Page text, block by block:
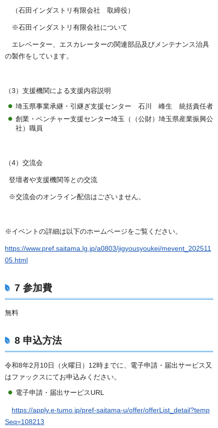
（石田インダストリ有限会社 取締役）
※石田インダストリ有限会社について
エレベーター、エスカレーターの関連部品及びメンテナンス治具
の製作をしています。
（3）支援機関による支援内容説明
埼玉県事業承継・引継ぎ支援センター 石川 峰生 統括責任者
創業・ベンチャー支援センター埼玉（（公財）埼玉県産業振興公
社）職員
（4）交流会
登壇者や支援機関等との交流
※交流会のオンライン配信はございません。
※イベントの詳細は以下のホームページをご覧ください。
https://www.pref.saitama.lg.jp/a0803/jigyousyoukei/mevent_202511
05.html
7 参加費
無料
8 申込方法
令和8年2月10日（火曜日）12時までに、電子申請・届出サービス又
はファックスにてお申込みください。
電子申請・届出サービスURL
https://apply.e-tumo.jp/pref-saitama-u/offer/offerList_detail?temp
Seq=108213